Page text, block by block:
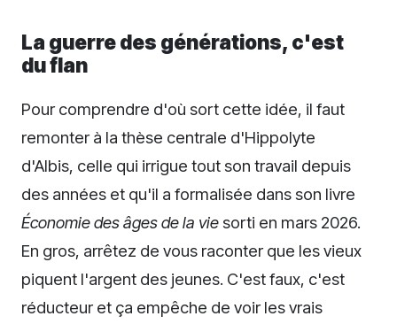
La guerre des générations, c'est
du flan
Pour comprendre d'où sort cette idée, il faut
remonter à la thèse centrale d'Hippolyte
d'Albis, celle qui irrigue tout son travail depuis
des années et qu'il a formalisée dans son livre
Économie des âges de la viesorti en mars 2026.
En gros, arrêtez de vous raconter que les vieux
piquent l'argent des jeunes. C'est faux, c'est
réducteur et ça empêche de voir les vrais